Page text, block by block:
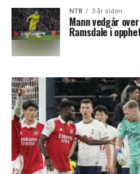
NTB 3 år siden
Mann vedgår
Ramsdale i